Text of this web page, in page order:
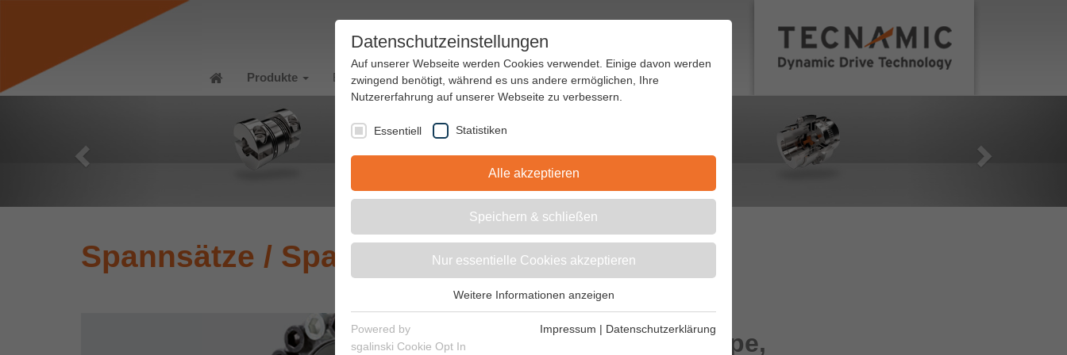
Produkte
Branchenlösungen Service Unternehmen Shop
Spannsätze / Spannelemente
Type,
Datenschutzeinstellungen
Auf unserer Webseite werden Cookies verwendet. Einige davon werden
zwingend benötigt, während es uns andere ermöglichen, Ihre
Nutzererfahrung auf unserer Webseite zu verbessern.
Essentiell Statistiken
Alle akzeptieren
Speichern & schließen
Nur essentielle Cookies akzeptieren
Essentielle Cookies werden für grundlegende Funktionen der
Webseite benötigt. Dadurch ist gewährleistet, dass die Webseite
Weitere Informationen anzeigen
Powered by
sgalinski Cookie Opt In
Impressum | Datenschutzerklärung